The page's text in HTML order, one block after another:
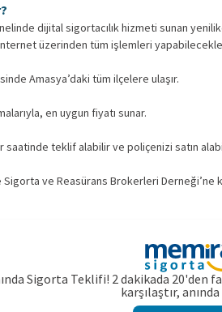
dijital sigortacılık hizmeti sunan
üzerinden tüm işlemleri
Amasya’daki tüm ilçelere ulaşır.
en uygun fiyatı sunar.
saatinde teklif alabilir ve poliçenizi satın
Sigorta ve Reasürans Brokerleri Derneği’ne
Sigorta Teklifi! 2 dakikada
karşılaştır,